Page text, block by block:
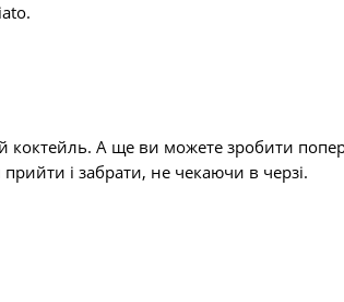
коктейль. А ще ви можете зробити
і забрати, не чекаючи в черзі.